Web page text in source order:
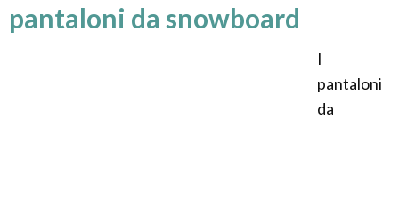
pantaloni da snowboard
I
pantaloni
da